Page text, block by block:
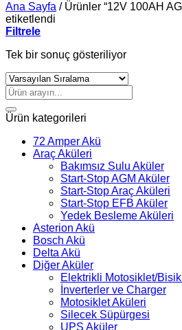
Ana Sayfa /Ürünler “12V 100AH
etiketlendi
Filtrele
Tek bir sonuç gösteriliyor
Ara:
Ürün kategorileri
72 Amper Akü
Araç Aküleri
Bakımsız Sulu Aküler
Start-Stop AGM Aküler
Start-Stop Araç Aküleri
Start-Stop EFB Aküler
Yedek Besleme Aküleri
Asterion Akü
Bosch Akü
Delta Akü
Diğer Aküler
Elektrikli Motosiklet/
İnverterler ve Charger
Motosiklet Aküleri
Silecek Süpürgesi
UPS Aküler